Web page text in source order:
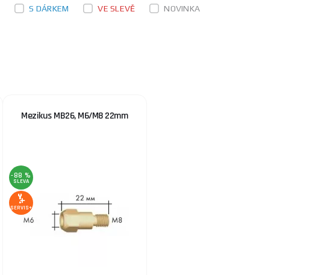
S DÁRKEM VE SLEVĚ NOVINKA
Mezikus MB26, M6/M8 22mm
-88 %
SLEVA
SERVIS+